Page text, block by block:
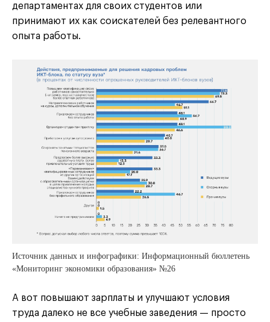
департаментах для своих студентов или
принимают их как соискателей без релевантного
опыта работы.
Источник данных и инфографики: Информационный бюллетень
«Мониторинг экономики образования» №26
А вот повышают зарплаты и улучшают условия
труда далеко не все учебные заведения — просто